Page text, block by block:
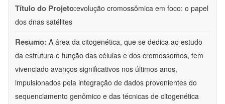
Título do Projeto:evolução cromossômica em foco: o papel
dos dnas satélites
Resumo: A área da citogenética, que se dedica ao estudo
da estrutura e função das células e dos cromossomos, tem
vivenciado avanços significativos nos últimos anos,
impulsionados pela integração de dados provenientes do
sequenciamento genômico e das técnicas de citogenética